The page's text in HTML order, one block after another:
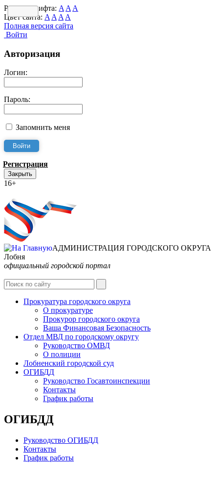
Размер шрифта: A A A
Цвет сайта: A A A A
Полная версия сайта
Войти
Авторизация
Логин:
Пароль:
Запомнить меня
Регистрация
Закрыть
16+
АДМИНИСТРАЦИЯ ГОРОДСКОГО ОКРУГА
Лобня
официальный городской портал
Прокуратура городского округа
О прокуратуре
Прокурор городского округа
Ваша Финансовая Безопасность
Отдел МВД по городскому округу
Руководство ОМВД
О полиции
Лобненский городской суд
ОГИБДД
Руководство Госавтоинспекции
Контакты
График работы
ОГИБДД
Руководство ОГИБДД
Контакты
График работы